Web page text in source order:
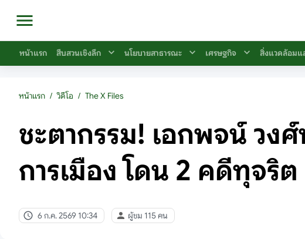
หน้าแรก สืบสวนเชิงลึก นโยบายสาธารณะ เศรษฐกิจ สิ่งแวดล้อมแ
หน้าแรก / วิดีโอ / The X Files
ชะตากรรม! เอกพจน์ วง
การเมือง โดน 2 คดีทุจริ
6 ก.ค. 2569 10:34 ผู้ชม 115 คน